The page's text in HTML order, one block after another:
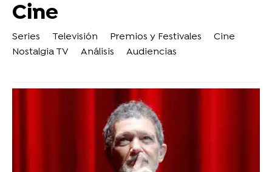
Cine
Series Televisión Premios y Festivales
Cine
Nostalgia TV
Análisis Audiencias